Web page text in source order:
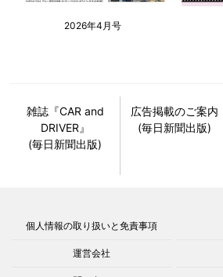
2026年4月号
雑誌『CAR and
DRIVER』
(毎日新聞出版)
広告掲載のご案内
(毎日新聞出版)
個人情報の取り扱いと免責事項
運営会社